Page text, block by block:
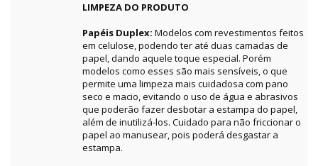
LIMPEZA DO PRODUTO
Papéis Duplex: Modelos com revestimentos feitos
em celulose, podendo ter até duas camadas de
papel, dando aquele toque especial. Porém
modelos como esses são mais sensíveis, o que
permite uma limpeza mais cuidadosa com pano
seco e macio, evitando o uso de água e abrasivos
que poderão fazer desbotar a estampa do papel,
além de inutilizá-los. Cuidado para não friccionar o
papel ao manusear, pois poderá desgastar a
estampa.